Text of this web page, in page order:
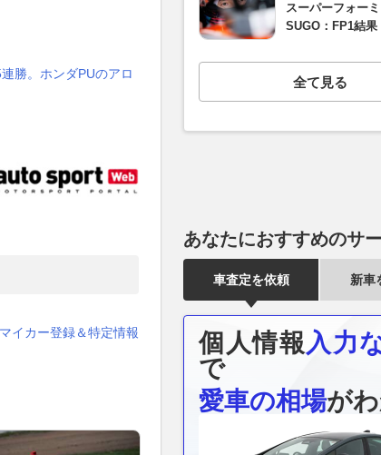
勝。ホンダPUのアロ
イカー登録＆特定情報
スーパーフォー
SUGO：FP1結果
全て見る
あなたにおすすめのサ
車査定を依頼 新車
個人情報 入力
で
愛車の相場が